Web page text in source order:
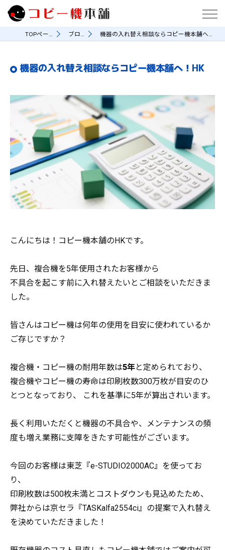
TOPページ ブログ 機器の入れ替え相談ならコピー機本舗へ！HK
機器の入れ替え相談ならコピー機本舗へ！HK
こんにちは！コピー機本舗のHKです。
先日、複合機を5年使用されたお客様から
不具合を起こす前に入れ替えたいとご相談をいただきま
した。
皆さんはコピー機は何年の使用を目安に使われているか
ご存じですか？
複合機・コピー機の耐用年数は5年と定められており、
複合機やコピー機の寿命は印刷枚数300万枚が目安のひ
とつとなっており、 これを基準に5年が算出されいます。
長く利用いただくと機器の不具合や、メンテナンスの頻
度も増え業務に支障をきたす可能性がございます。
今回のお客様は東芝『e-STUDIO2000AC』を使ってお
り、
印刷枚数は500枚未満とコストダウンも見込めたため、
弊社からは京セラ『TASKalfa2554ci』の提案で入れ替え
を決めていただきました！